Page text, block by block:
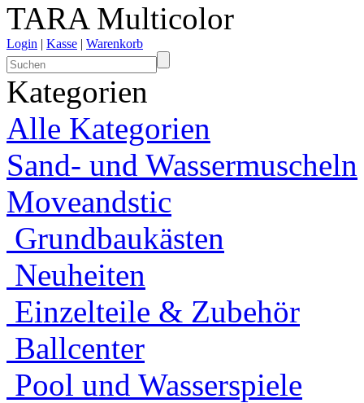
TARA Multicolor
Login | Kasse | Warenkorb
Kategorien
Alle Kategorien
Sand- und Wassermuscheln
Moveandstic
Grundbaukästen
Neuheiten
Einzelteile & Zubehör
Ballcenter
Pool und Wasserspiele